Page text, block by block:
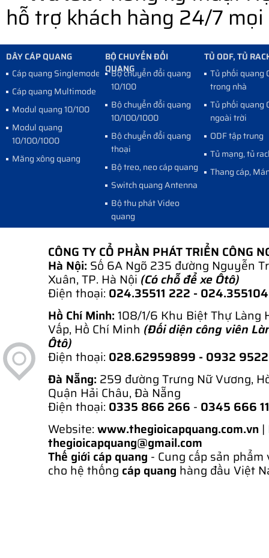
hỗ trợ khách hàng 24/7 mọi
DÂY CÁP QUANG
Cáp quang Singlemode
Cáp quang Multimode
Modul quang 10/100
Modul quang
10/100/1000
Măng xông quang
BỘ CHUYỂN ĐỔI
QUANG
Bộ chuyển đổi quang
10/100
Bộ chuyển đổi quang
10/100/1000
Bộ chuyển đổi quang
thoại
Bộ treo, neo cáp quang
Switch quang Antenna
Bộ thu phát Video
quang
TỦ ODF, TỦ
Tủ phối quang
trong nhà
Tủ phối quang
ngoài trời
ODF tập trung
Tủ mạng, tủ
Thang cáp,
CÔNG TY CỔ PHẦN PHÁT TRIỂN CÔNG
Hà Nội: Số 6A Ngõ 235 đường Nguyễn
Xuân, TP. Hà Nội (Có chỗ để xe Ôtô)
Điện thoại: 024.35511 222 -
Hồ Chí Minh: 108/1/6 Khu Biệt Thự Làng
Vấp, Hồ Chí Minh (Đối diện công viên
Ôtô)
Điện thoại: 028.62959899 - 0932
Đà Nẵng: 259 đường Trưng Nữ Vương,
Quận Hải Châu, Đà Nẵng
Điện thoại: 0335 866 266 - 0345 666
Website: www.thegioicapquang.com.vn |
thegioicapquang@gmail.com
Thế giới cáp quang - Cung cấp sản
cho hệ thống cáp quang hàng đầu Việt